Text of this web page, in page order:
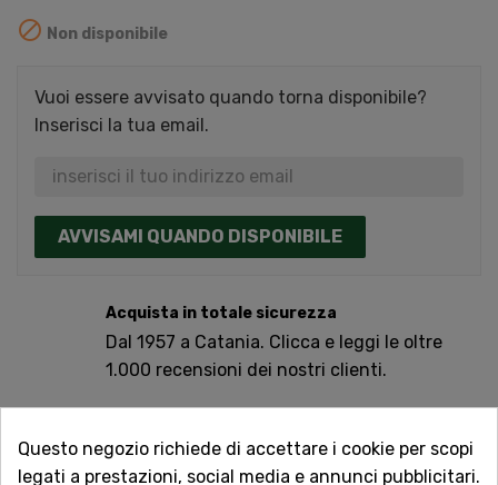
 Non disponibile
Vuoi essere avvisato quando torna disponibile?
Inserisci la tua email.
AVVISAMI QUANDO DISPONIBILE
Acquista in totale sicurezza
Dal 1957 a Catania. Clicca e leggi le oltre
1.000 recensioni dei nostri clienti.
Consegna in tutta Italia in 5 giorni
dall'ordine
Questo negozio richiede di accettare i cookie per scopi
legati a prestazioni, social media e annunci pubblicitari.